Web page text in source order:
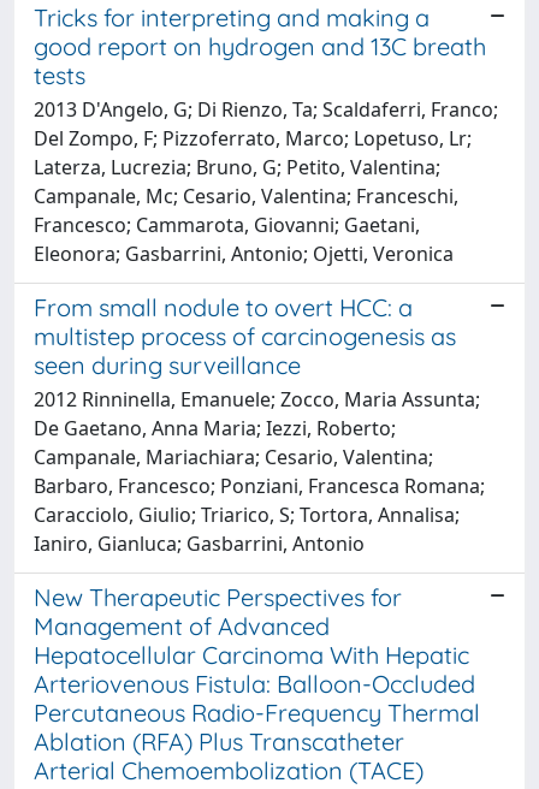
Tricks for interpreting and making a
good report on hydrogen and 13C breath
tests
2013 D'Angelo, G; Di Rienzo, Ta; Scaldaferri, Franco;
Del Zompo, F; Pizzoferrato, Marco; Lopetuso, Lr;
Laterza, Lucrezia; Bruno, G; Petito, Valentina;
Campanale, Mc; Cesario, Valentina; Franceschi,
Francesco; Cammarota, Giovanni; Gaetani,
Eleonora; Gasbarrini, Antonio; Ojetti, Veronica
From small nodule to overt HCC: a
multistep process of carcinogenesis as
seen during surveillance
2012 Rinninella, Emanuele; Zocco, Maria Assunta;
De Gaetano, Anna Maria; Iezzi, Roberto;
Campanale, Mariachiara; Cesario, Valentina;
Barbaro, Francesco; Ponziani, Francesca Romana;
Caracciolo, Giulio; Triarico, S; Tortora, Annalisa;
Ianiro, Gianluca; Gasbarrini, Antonio
New Therapeutic Perspectives for
Management of Advanced
Hepatocellular Carcinoma With Hepatic
Arteriovenous Fistula: Balloon-Occluded
Percutaneous Radio-Frequency Thermal
Ablation (RFA) Plus Transcatheter
Arterial Chemoembolization (TACE)